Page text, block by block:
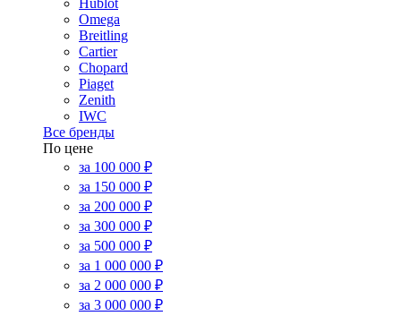
Hublot
Omega
Breitling
Cartier
Chopard
Piaget
Zenith
IWC
Все бренды
По цене
за 100 000 ₽
за 150 000 ₽
за 200 000 ₽
за 300 000 ₽
за 500 000 ₽
за 1 000 000 ₽
за 2 000 000 ₽
за 3 000 000 ₽